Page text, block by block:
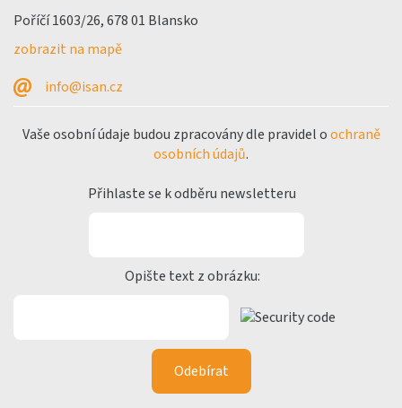
Poříčí 1603/26, 678 01 Blansko
zobrazit na mapě
info@isan.cz
Vaše osobní údaje budou zpracovány dle pravidel oochraně
osobních údajů.
Přihlaste se k odběru newsletteru
Opište text z obrázku: